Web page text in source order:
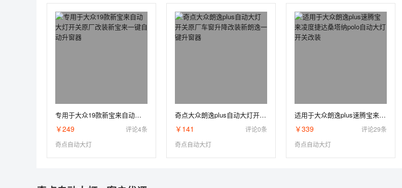
专用于大众19款新宝来自动大灯开关原厂改装新宝来一键自动升窗器
￥249
评论4条
奇点自动大灯
奇点大众朗逸plus自动大灯开关原厂车窗升降改装新朗逸一键升窗器
￥141
评论0条
奇点自动大灯
适用于大众朗逸plus速腾宝来凌度捷达桑塔纳polo自动大灯开关改装
￥339
评论29条
奇点自动大灯